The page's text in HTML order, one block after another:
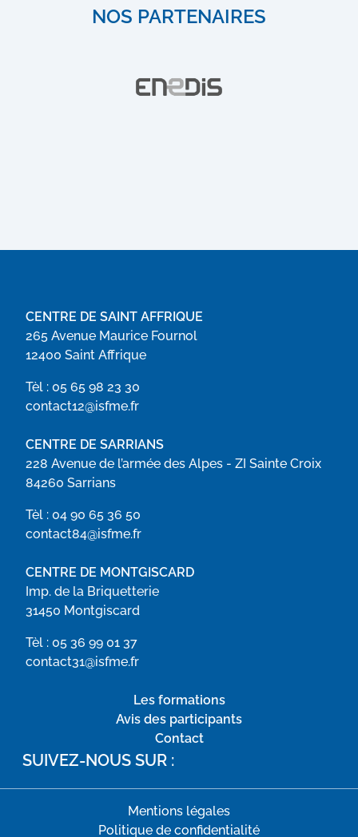
NOS PARTENAIRES
CENTRE DE SAINT AFFRIQUE
265 Avenue Maurice Fournol
12400 Saint Affrique
Tèl : 05 65 98 23 30
contact12@isfme.fr
CENTRE DE SARRIANS
228 Avenue de l’armée des Alpes - ZI Sainte Croix
84260 Sarrians
Tèl : 04 90 65 36 50
contact84@isfme.fr
CENTRE DE MONTGISCARD
Imp. de la Briquetterie
31450 Montgiscard
Tèl : 05 36 99 01 37
contact31@isfme.fr
Les formations
Avis des participants
Contact
SUIVEZ-NOUS SUR :
Mentions légales
Politique de confidentialité